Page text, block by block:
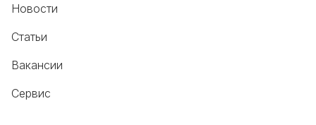
Новости
Статьи
Вакансии
Сервис